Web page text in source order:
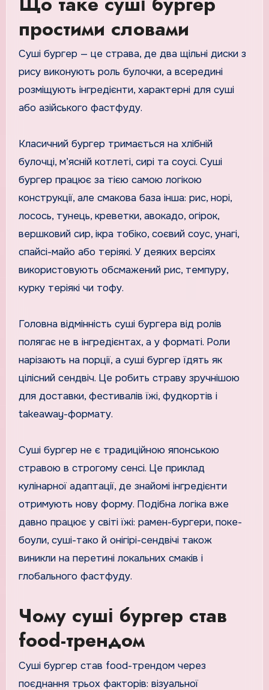
простими словами
Суші бургер — це страва, де два щільні диски з
рису виконують роль булочки, а всередині
розміщують інгредієнти, характерні для суші
або азійського фастфуду.
Класичний бургер тримається на хлібній
булочці, м’ясній котлеті, сирі та соусі. Суші
бургер працює за тією самою логікою
конструкції, але смакова база інша: рис, норі,
лосось, тунець, креветки, авокадо, огірок,
вершковий сир, ікра тобіко, соєвий соус, унагі,
спайсі-майо або теріякі. У деяких версіях
використовують обсмажений рис, темпуру,
курку теріякі чи тофу.
Головна відмінність суші бургера від ролів
полягає не в інгредієнтах, а у форматі. Роли
нарізають на порції, а суші бургер їдять як
цілісний сендвіч. Це робить страву зручнішою
для доставки, фестивалів їжі, фудкортів і
takeaway-формату.
Суші бургер не є традиційною японською
стравою в строгому сенсі. Це приклад
кулінарної адаптації, де знайомі інгредієнти
отримують нову форму. Подібна логіка вже
давно працює у світі їжі: рамен-бургери, поке-
боули, суші-тако й онігірі-сендвічі також
виникли на перетині локальних смаків і
глобального фастфуду.
Чому суші бургер став
food-трендом
Суші бургер став food-трендом через
поєднання трьох факторів: візуальної